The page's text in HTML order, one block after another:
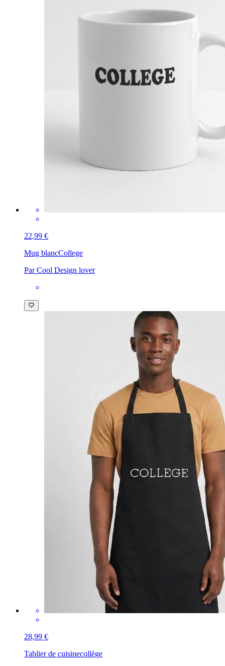
22,99 €
Mug blancCollege
Par Cool Design lover
28,99 €
Tablier de cuisinecollège